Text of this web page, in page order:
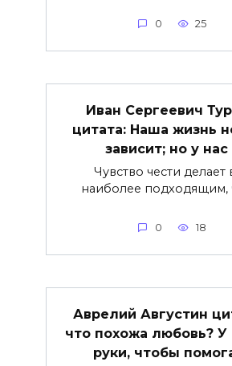
0 25
Иван Сергеевич
цитата: Наша жизнь
зависит; но у
Чувство чести делает
наиболее подходящим,
0 18
Аврелий Августин
что похожа любовь? У
руки, чтобы